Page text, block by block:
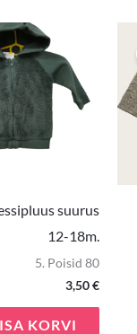
suurus
12-18m.
5. Poisid 80
3,50€
KORVI